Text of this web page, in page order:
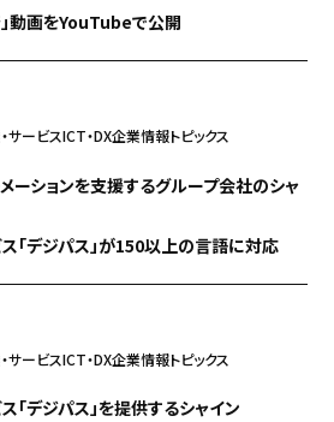
動画をYouTubeで公開
サービスICT・DX企業情報トピックス
ーションを支援するグループ会社のシャ
「デジパス」が150以上の言語に対応
サービスICT・DX企業情報トピックス
デジパス」を提供するシャイン